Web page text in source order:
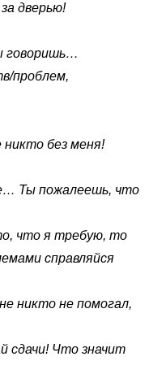
дверью!
говоришь…
проблем,
без меня!
Ты пожалеешь, что
что я требую, то
справляйся
никто не помогал,
сдачи! Что значит